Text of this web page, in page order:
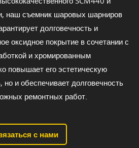
наш съемник шаровых шарниров
долговечность и
оксидное покрытие в сочетании с
и хромированным
повышает его эстетическую
но и обеспечивает долговечность
ремонтных работ.
с нами